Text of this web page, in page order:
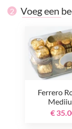
2 Voeg een
Ferrero
€